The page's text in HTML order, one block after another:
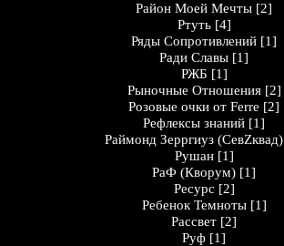
Район Моей Мечты [2]
Ртуть [4]
Ряды Сопротивлений [1]
Ради Славы [1]
РЖБ [1]
Рыночные Отношения [2]
Розовые очки от Ferre [2]
Рефлексы знаний [1]
Раймонд Зерргиуз (СевZквад)
Рушан [1]
РаФ (Кворум) [1]
Ресурс [2]
Ребенок Темноты [1]
Рассвет [2]
Руф [1]